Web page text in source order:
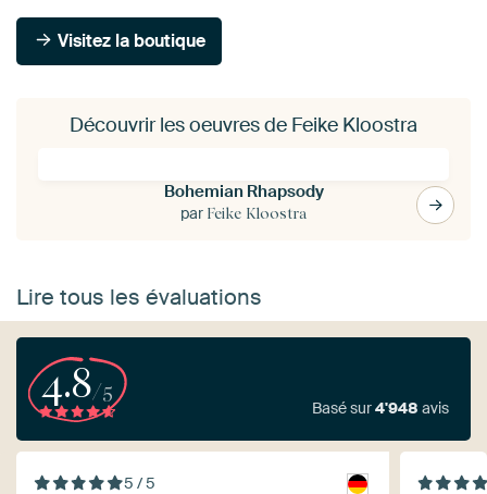
Visitez la boutique
Découvrir les oeuvres de Feike Kloostra
Bohemian Rhapsody
par Feike Kloostra
Lire tous les évaluations
4.8/5
Basé sur4'948 avis
5 / 5